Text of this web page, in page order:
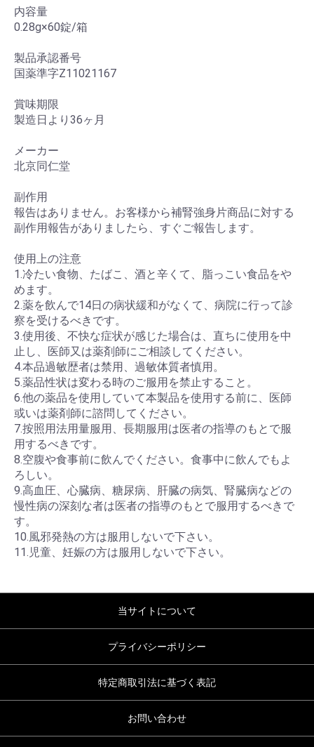
内容量
0.28g×60錠/箱
製品承認番号
国薬準字Z11021167
賞味期限
製造日より36ヶ月
メーカー
北京同仁堂
副作用
報告はありません。お客様から補腎強身片商品に対する
副作用報告がありましたら、すぐご報告します。
使用上の注意
1.冷たい食物、たばこ、酒と辛くて、脂っこい食品をや
めます。
2.薬を飲んで14日の病状緩和がなくて、病院に行って診
察を受けるべきです。
3.使用後、不快な症状が感じた場合は、直ちに使用を中
止し、医師又は薬剤師にご相談してください。
4.本品過敏歴者は禁用、過敏体質者慎用。
5.薬品性状は変わる時のご服用を禁止すること。
6.他の薬品を使用していて本製品を使用する前に、医師
或いは薬剤師に諮問してください。
7.按照用法用量服用、長期服用は医者の指導のもとで服
用するべきです。
8.空腹や食事前に飲んでください。食事中に飲んでもよ
ろしい。
9.高血圧、心臓病、糖尿病、肝臓の病気、腎臓病などの
慢性病の深刻な者は医者の指導のもとで服用するべきで
す。
10.風邪発熱の方は服用しないで下さい。
11.児童、妊娠の方は服用しないで下さい。
当サイトについて
プライバシーポリシー
特定商取引法に基づく表記
お問い合わせ